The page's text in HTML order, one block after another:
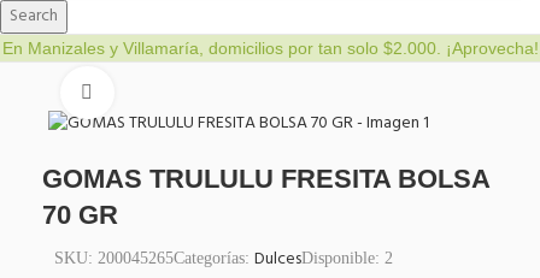
Search
En Manizales y Villamaría, domicilios por tan solo $2.000. ¡Aprovecha!
GOMAS TRULULU FRESITA BOLSA
70 GR
SKU: 200045265Categorías: DulcesDisponible: 2